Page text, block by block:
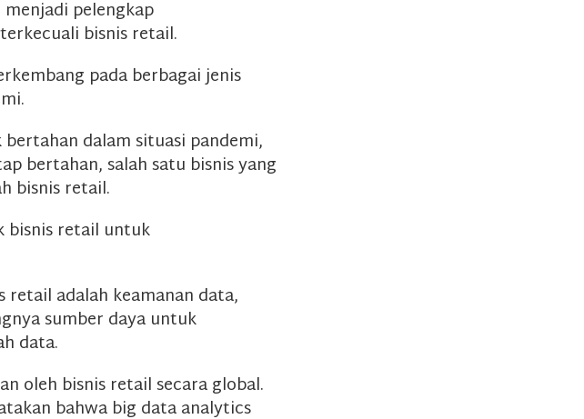
pelengkap
bisnis retail.
pada berbagai jenis
dalam situasi pandemi,
bertahan, salah satu bisnis yang
bisnis retail.
bisnis retail untuk
retail adalah keamanan data,
sumber daya untuk
data.
oleh bisnis retail secara global.
bahwa big data analytics